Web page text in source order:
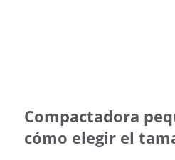
Compactadora
cómo elegir el